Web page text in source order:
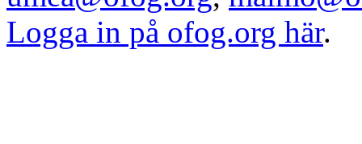
Logga in på ofog.org här.